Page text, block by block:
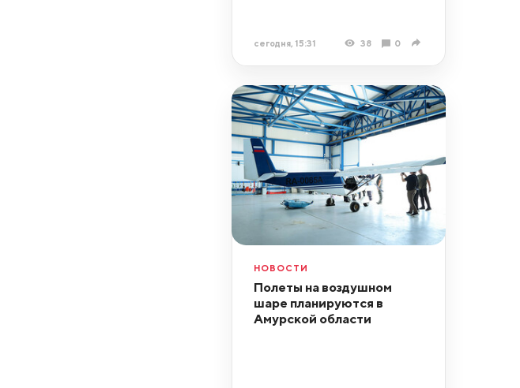
сегодня, 15:31 38 0
НОВОСТИ
Полеты на воздушном
шаре планируются в
Амурской области